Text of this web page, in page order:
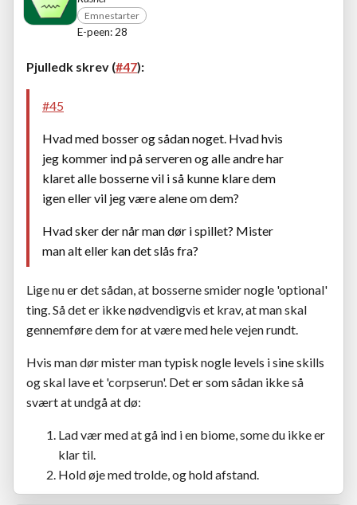
Emnestarter
E-peen: 28
Pjulledk skrev (#47):
#45
Hvad med bosser og sådan noget. Hvad hvis
jeg kommer ind på serveren og alle andre har
klaret alle bosserne vil i så kunne klare dem
igen eller vil jeg være alene om dem?
Hvad sker der når man dør i spillet? Mister
man alt eller kan det slås fra?
Lige nu er det sådan, at bosserne smider nogle 'optional'
ting. Så det er ikke nødvendigvis et krav, at man skal
gennemføre dem for at være med hele vejen rundt.
Hvis man dør mister man typisk nogle levels i sine skills
og skal lave et 'corpserun'. Det er som sådan ikke så
svært at undgå at dø:
Lad vær med at gå ind i en biome, some du ikke er
klar til.
Hold øje med trolde, og hold afstand.